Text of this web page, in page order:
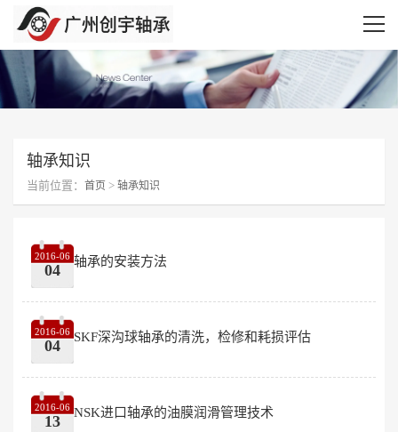
轴承知识
当前位置： 首页 > 轴承知识
2016-06
04
轴承的安装方法
2016-06
04
SKF深沟球轴承的清洗，检修和耗损评估
2016-06
13
NSK进口轴承的油膜润滑管理技术